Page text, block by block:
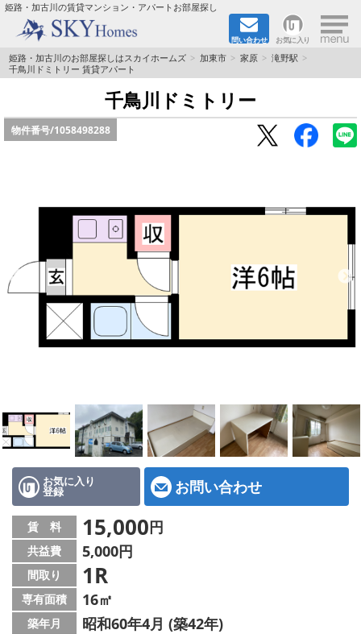
姫路・加古川の賃貸マンション・アパートお部屋探し
問い合わせ お気に入り ×
TOPページ
都市ガス·オール電化
☆新築物件☆
☆ペット飼育可能物件☆
☆ネット無料☆
路線·駅から探す
地域から探す
スタッフ紹介
店舗情報·アクセス
会社概要
メールでお問い合わせ
姫路・加古川のお部屋探しはスカイホームズ 加東市 家原
滝野駅
千鳥川ドミトリー 賃貸アパート
千鳥川ドミトリー
物件番号/1058498288
お気に入り
登録 お問い合わせ
賃 料 15,000円
共益費 5,000円
間取り 1R
専有面積 16㎡
築年月 昭和60年4月 (築42年)